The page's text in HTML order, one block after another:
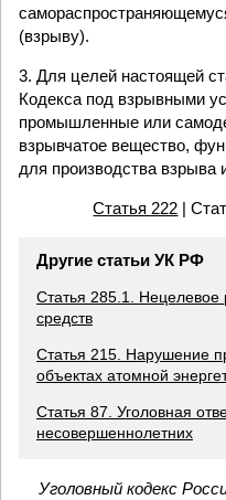
(взрыву).
3. Для целей настоящей
Кодекса под взрывными
промышленные или
взрывчатое вещество,
для производства взрыва
Статья 222 |
Другие статьи УК РФ
Статья 285.1.
средств
Статья 215. Нарушение
объектах атомной
Статья 87. Уголовная
несовершеннолетних
Уголовный кодекс